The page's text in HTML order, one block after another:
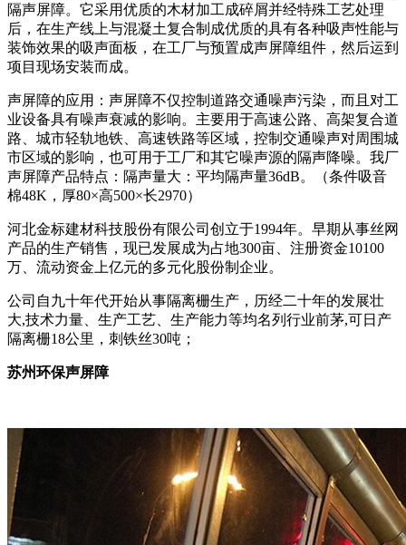
隔声屏障。它采用优质的木材加工成碎屑并经特殊工艺处理
后，在生产线上与混凝土复合制成优质的具有各种吸声性能与
装饰效果的吸声面板，在工厂与预置成声屏障组件，然后运到
项目现场安装而成。
声屏障的应用：声屏障不仅控制道路交通噪声污染，而且对工
业设备具有噪声衰减的影响。主要用于高速公路、高架复合道
路、城市轻轨地铁、高速铁路等区域，控制交通噪声对周围城
市区域的影响，也可用于工厂和其它噪声源的隔声降噪。我厂
声屏障产品特点：隔声量大：平均隔声量36dB。（条件吸音
棉48K，厚80×高500×长2970）
河北金标建材科技股份有限公司创立于1994年。早期从事丝网
产品的生产销售，现已发展成为占地300亩、注册资金10100
万、流动资金上亿元的多元化股份制企业。
公司自九十年代开始从事隔离栅生产，历经二十年的发展壮
大,技术力量、生产工艺、生产能力等均名列行业前茅,可日产
隔离栅18公里，刺铁丝30吨；
苏州环保声屏障